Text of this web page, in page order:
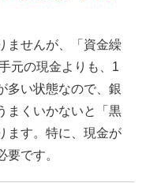
ませんが、「資金繰
元の現金よりも、1
多い状態なので、銀
まくいかないと「黒
ます。特に、現金が
要です。